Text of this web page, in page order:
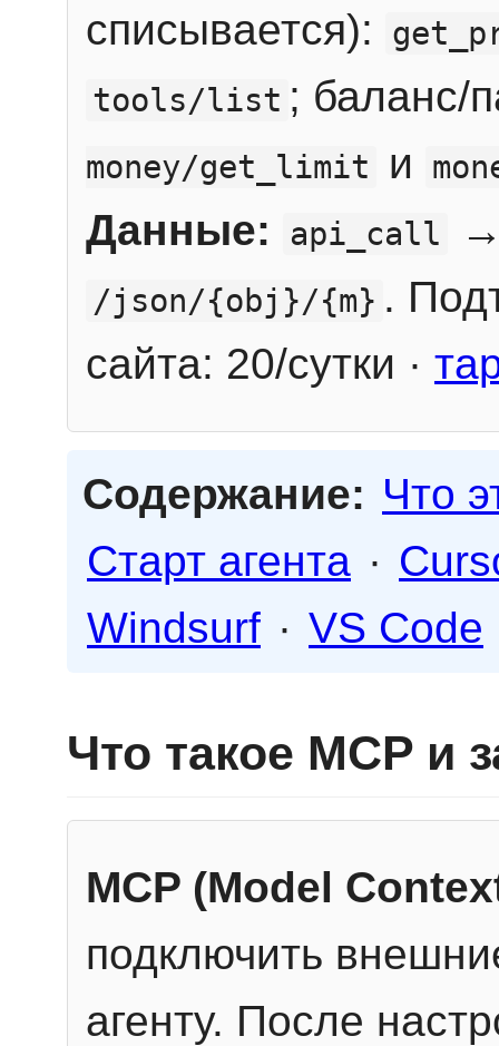
списывается):
tools/list ; баланс/
money/get_limit и
Данные: api_call
/json/{obj}/{m} .
сайта: 20/сутки ·
Содержание: Что
Старт агента ·
Windsurf · VS Code
Что такое MCP и
MCP (Model
подключить
агенту. После